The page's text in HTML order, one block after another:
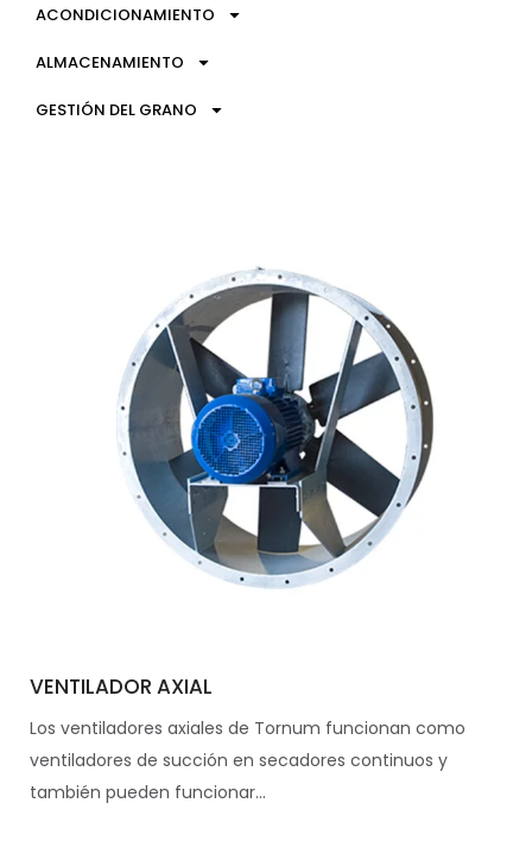
ACONDICIONAMIENTO
ALMACENAMIENTO
GESTIÓN DEL GRANO
VENTILADOR AXIAL
Los ventiladores axiales de Tornum funcionan como
ventiladores de succión en secadores continuos y
también pueden funcionar...